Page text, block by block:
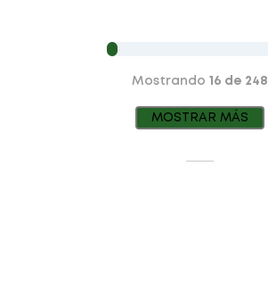
Mostrando 16 de 248
MOSTRAR MÁS